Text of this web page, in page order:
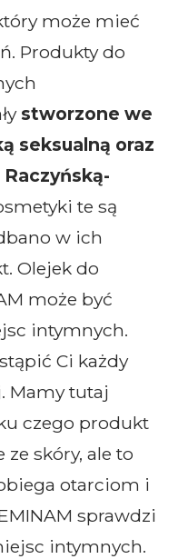
może mieć
Produkty do
stworzone we
seksualną oraz
Raczyńską-
te są
w ich
Olejek do
może być
intymnych.
Ci każdy
Mamy tutaj
czego produkt
skóry, ale to
otarciom i
sprawdzi
intymnych.